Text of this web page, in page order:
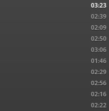
03:23
02:39
02:09
02:50
03:06
01:46
02:29
02:56
02:16
02:22